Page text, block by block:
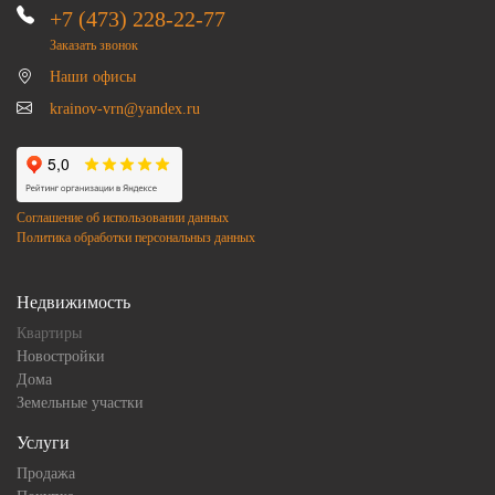
+7 (473) 228-22-77
Заказать звонок
Наши офисы
krainov-vrn@yandex.ru
Соглашение об использовании данных
Политика обработки персональныз данных
Недвижимость
Квартиры
Новостройки
Дома
Земельные участки
Услуги
Продажа